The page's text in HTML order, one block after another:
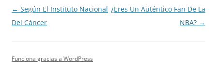
Navegación
de
← Según El Instituto Nacional
Del Cáncer
¿Eres Un Auténtico Fan De La
NBA? →
Funciona gracias a WordPress